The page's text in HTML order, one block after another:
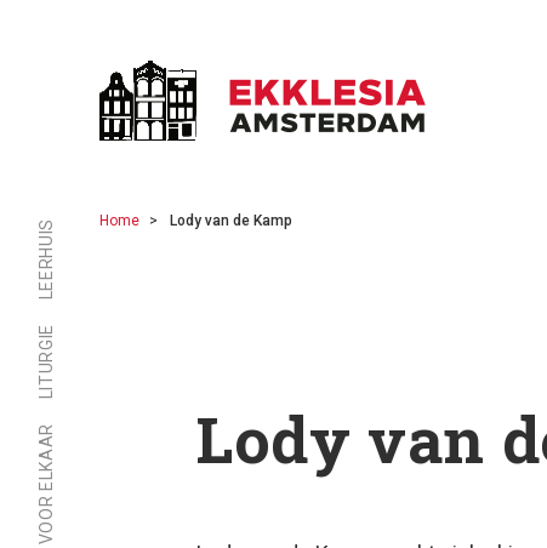
LEERHUIS
LITURGIE
Home Lody van de Kamp
Lody van